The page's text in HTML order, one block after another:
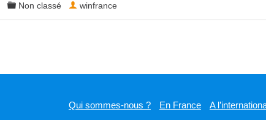
Non classé winfrance
Qui sommes-nous ? En France A